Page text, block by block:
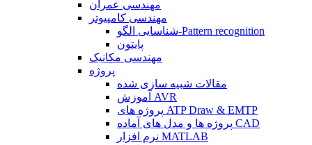
مهندسی عمران
مهندسی کامپیوتر
شناسایی الگو-Pattern recognition
پایتون
مهندسی مکانیک
پروژه
مقالات شبیه سازی شده
آموزش AVR
پروژه های ATP Draw & EMTP
پروژه ها و مدل های آماده CAD
نرم افزار MATLAB